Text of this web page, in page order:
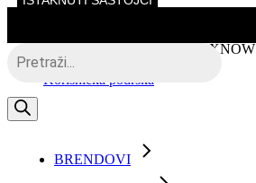
the
content
Besplatna dostava putem BOXNOW
Korisnička podrška
search
BRENDOVI